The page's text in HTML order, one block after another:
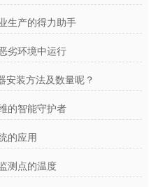
生产的得力助手
劣环境中运行
安装方法及数量呢？
的智能守护者
的应用
测点的温度